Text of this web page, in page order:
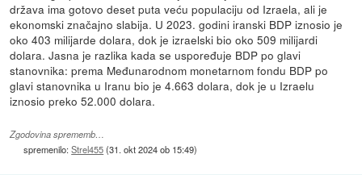
država ima gotovo deset puta veću populaciju od Izraela, ali je
ekonomski značajno slabija. U 2023. godini iranski BDP iznosio je
oko 403 milijarde dolara, dok je izraelski bio oko 509 milijardi
dolara. Jasna je razlika kada se uspoređuje BDP po glavi
stanovnika: prema Međunarodnom monetarnom fondu BDP po
glavi stanovnika u Iranu bio je 4.663 dolara, dok je u Izraelu
iznosio preko 52.000 dolara.
Zgodovina sprememb…
spremenilo:Strel455(31. okt 2024 ob 15:49)